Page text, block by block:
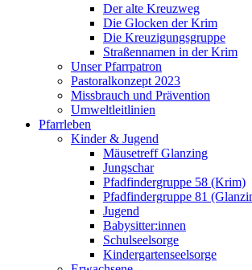
Der alte Kreuzweg
Die Glocken der Krim
Die Kreuzigungsgruppe
Straßennamen in der Krim
Unser Pfarrpatron
Pastoralkonzept 2023
Missbrauch und Prävention
Umweltleitlinien
Pfarrleben
Kinder & Jugend
Mäusetreff Glanzing
Jungschar
Pfadfindergruppe 58 (Krim)
Pfadfindergruppe 81
Jugend
Babysitter:innen
Schulseelsorge
Kindergartenseelsorge